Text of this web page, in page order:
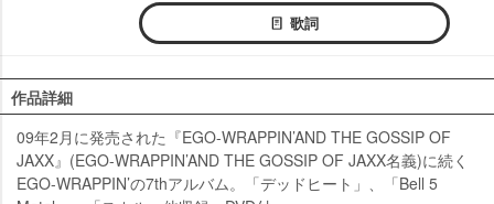
歌詞
作品詳細
09年2月に発売された『EGO-WRAPPIN’AND THE GOSSIP OF
JAXX』(EGO-WRAPPIN’AND THE GOSSIP OF JAXX名義)に続く
EGO-WRAPPIN’の7thアルバム。「デッドヒート」、「Bell 5